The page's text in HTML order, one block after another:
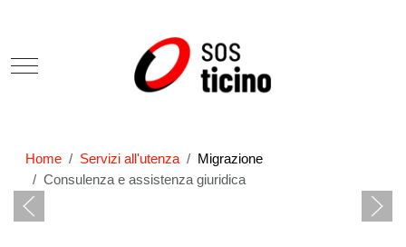
Mobile Menu Toggle
Home Servizi all'utenza
Migrazione
Consulenza e assistenza giuridica